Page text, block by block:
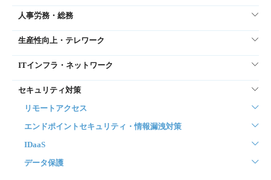
人事労務・総務
生産性向上・テレワーク
ITインフラ・ネットワーク
セキュリティ対策
リモートアクセス
エンドポイントセキュリティ・情報漏洩対策
IDaaS
データ保護